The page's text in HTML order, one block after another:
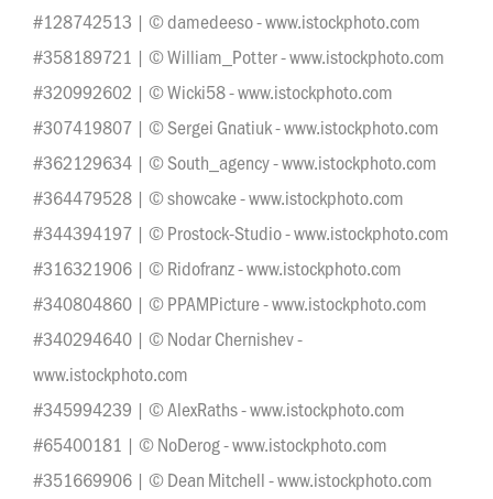
#128742513 | © damedeeso - www.istockphoto.com
#358189721 | © William_Potter - www.istockphoto.com
#320992602 | © Wicki58 - www.istockphoto.com
#307419807 | © Sergei Gnatiuk - www.istockphoto.com
#362129634 | © South_agency - www.istockphoto.com
#364479528 | © showcake - www.istockphoto.com
#344394197 | © Prostock-Studio - www.istockphoto.com
#316321906 | © Ridofranz - www.istockphoto.com
#340804860 | © PPAMPicture - www.istockphoto.com
#340294640 | © Nodar Chernishev -
www.istockphoto.com
#345994239 | © AlexRaths - www.istockphoto.com
#65400181 | © NoDerog - www.istockphoto.com
#351669906 | © Dean Mitchell - www.istockphoto.com